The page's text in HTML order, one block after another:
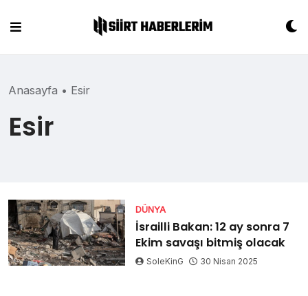
content
Anasayfa • Esir
Esir
DÜNYA
İsrailli Bakan: 12 ay sonra 7
Ekim savaşı bitmiş olacak
SoleKinG 30 Nisan 2025